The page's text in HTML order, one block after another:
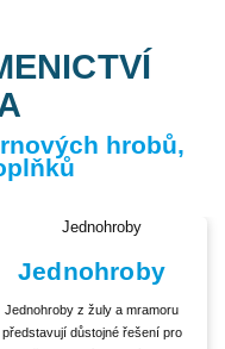
hrobů,
Jednohroby
Jednohroby z žuly a mramoru
představují důstojné řešení pro